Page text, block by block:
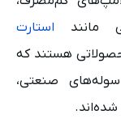
استارت
هستند که
سوله‌های صنعتی،